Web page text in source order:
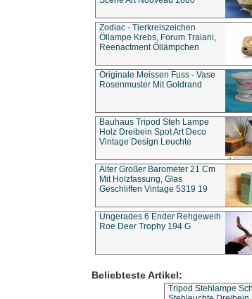
Zodiac - Tierkreiszeichen
Öllampe Krebs, Forum Traiani,
Reenactment Öllämpchen
Originale Meissen Fuss - Vase
Rosenmuster Mit Goldrand
Bauhaus Tripod Steh Lampe
Holz Dreibein Spot Art Deco
Vintage Design Leuchte
Alter Großer Barometer 21 Cm
Mit Holzfassung, Glas
Geschliffen Vintage 5319 19
Ungerades 6 Ender Rehgeweih
Roe Deer Trophy 194 G
Beliebteste Artikel:
Tripod Stehlampe